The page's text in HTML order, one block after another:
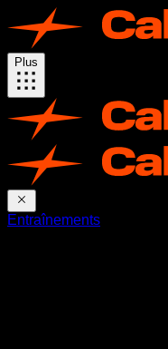
Plus
Entraînements